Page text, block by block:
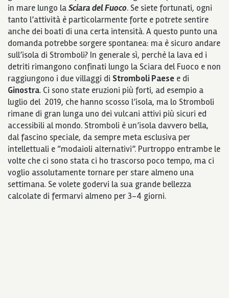
in mare lungo laSciara del Fuoco. Se siete fortunati, ogni
tanto l’attività è particolarmente forte e potrete sentire
anche dei boati di una certa intensità. A questo punto una
domanda potrebbe sorgere spontanea: ma è sicuro andare
sull’isola di Stromboli? In generale sì, perchè la lava ed i
detriti rimangono confinati lungo la Sciara del Fuoco e non
raggiungono i due villaggi di Stromboli Paese e di
Ginostra. Ci sono state eruzioni più forti, ad esempio a
luglio del 2019, che hanno scosso l’isola, ma lo Stromboli
rimane di gran lunga uno dei vulcani attivi più sicuri ed
accessibili al mondo. Stromboli è un’isola davvero bella,
dal fascino speciale, da sempre meta esclusiva per
intellettuali e “modaioli alternativi”. Purtroppo entrambe le
volte che ci sono stata ci ho trascorso poco tempo, ma ci
voglio assolutamente tornare per stare almeno una
settimana. Se volete godervi la sua grande bellezza
calcolate di fermarvi almeno per 3-4 giorni.